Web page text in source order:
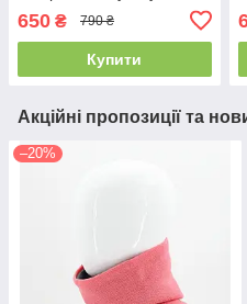
молоко 23х 23 см 14396
650 ₴ 790 ₴
Купити
Акційні пропозиції та
–20%